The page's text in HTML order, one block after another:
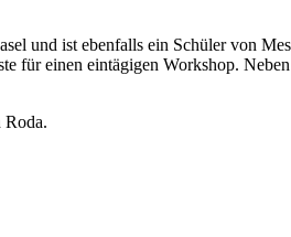
und ist ebenfalls ein Schüler von
für einen eintägigen Workshop.
Roda.